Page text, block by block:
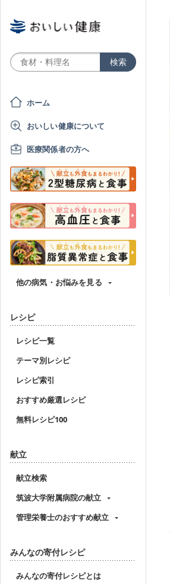
ホーム
おいしい健康について
医療関係者の方へ
他の病気・お悩みを見る
レシピ
レシピ一覧
テーマ別レシピ
レシピ索引
おすすめ厳選レシピ
無料レシピ100
献立
献立検索
筑波大学附属病院の献立
管理栄養士のおすすめ献立
みんなの寄付レシピ
みんなの寄付レシピとは